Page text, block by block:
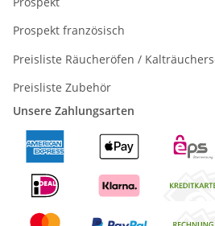
Prospekt französisch
Preisliste Räucheröfen /
Preisliste Zubehör
Unsere Zahlungsarten